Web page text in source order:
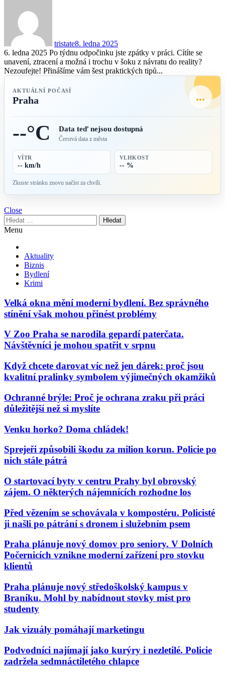
tristate8. ledna 2025
6. ledna 2025 Po týdnu odpočinku jste zpátky v práci. Cítíte se
unavení, ztracení a možná i trochu v šoku z návratu do reality?
Nezoufejte! Přinášíme vám šest praktických tipů...
AKTUÁLNÍ POČASÍ
Praha ...
--°C Data teď nejsou dostupná
Čerstvá data z města
VÍTR
-- km/h
VLHKOST
-- %
Zkuste stránku znovu načíst za chvíli.
Close
Vyhledávání
Menu
Aktuality
Biznis
Bydlení
Krimi
Velká okna mění moderní bydlení. Bez správného
stínění však mohou přinést problémy
V Zoo Praha se narodila gepardí paterčata.
Návštěvníci je mohou spatřit v srpnu
Když chcete darovat víc než jen dárek: proč jsou
kvalitní pralinky symbolem výjimečných okamžiků
Ochranné brýle: Proč je ochrana zraku při práci
důležitější než si myslíte
Venku horko? Doma chládek!
Sprejeři způsobili škodu za milion korun. Policie po
nich stále pátrá
O startovací byty v centru Prahy byl obrovský
zájem. O některých nájemnících rozhodne los
Před vězením se schovávala v kompostéru. Policisté
ji našli po pátrání s dronem i služebním psem
Praha plánuje nový domov pro seniory. V Dolních
Počernicích vznikne moderní zařízení pro stovku
klientů
Praha plánuje nový středoškolský kampus v
Braníku. Mohl by nabídnout stovky míst pro
studenty
Jak vizuály pomáhají marketingu
Podvodníci najímají jako kurýry i nezletilé. Policie
zadržela sedmnáctiletého chlapce